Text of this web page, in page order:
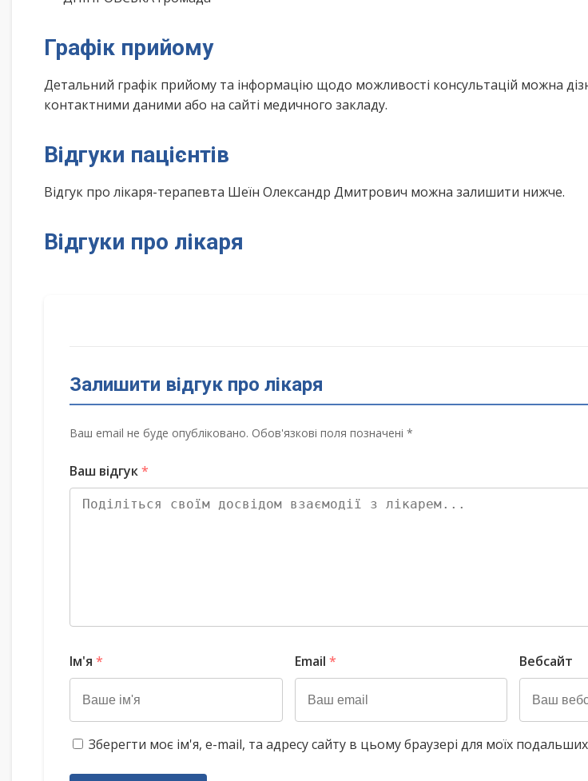
Графік прийому
Детальний графік прийому та інформацію щодо можливості консультацій можна
контактними даними або на сайті медичного закладу.
Відгуки пацієнтів
Відгук про лікаря-терапевта Шеїн Олександр Дмитрович можна залишити нижче.
Відгуки про лікаря
Залишити відгук про лікаря
Ваш email не буде опубліковано. Обов'язкові поля позначені *
Ваш відгук*
Ім'я * Email * Вебсайт
Зберегти моє ім'я, e-mail, та адресу сайту в цьому браузері для моїх